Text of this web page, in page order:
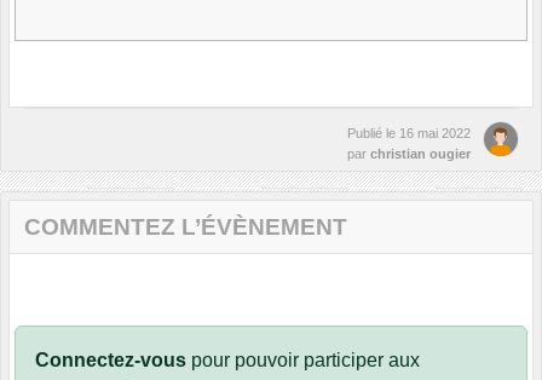
Publié le 16 mai 2022
par christian ougier
COMMENTEZ L’ÉVÈNEMENT
Connectez-vous pour pouvoir participer aux